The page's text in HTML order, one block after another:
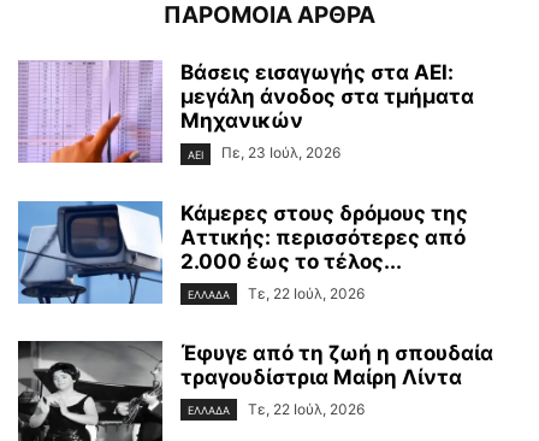
ΠΑΡΟΜΟΙΑ ΑΡΘΡΑ
Βάσεις εισαγωγής στα ΑΕΙ:
μεγάλη άνοδος στα τμήματα
Μηχανικών
ΑΕΙ Πε, 23 Ιούλ, 2026
Κάμερες στους δρόμους της
Αττικής: περισσότερες από
2.000 έως το τέλος...
ΕΛΛΑΔΑ Τε, 22 Ιούλ, 2026
Έφυγε από τη ζωή η σπουδαία
τραγουδίστρια Μαίρη Λίντα
ΕΛΛΑΔΑ Τε, 22 Ιούλ, 2026